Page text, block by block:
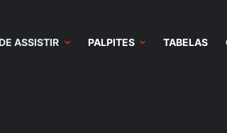
ASSISTIR PALPITES TABELAS